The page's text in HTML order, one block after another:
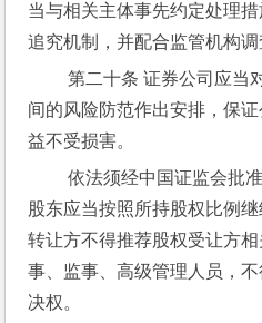
当与相关主体事先约定处理
追究机制，并配合监管机构调
第二十条 证券公司应当对变更注册资本或者股权期
间的风险防范作出安排，保
益不受损害。
依法须经中国证监会批准的，在批准前，证券公司
股东应当按照所持股权比例
转让方不得推荐股权受让方
事、监事、高级管理人员，
决权。